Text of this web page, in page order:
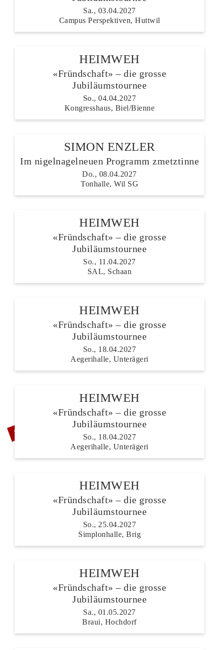
Sa., 03.04.2027
Campus Perspektiven, Huttwil
HEIMWEH
«Fründschaft» – die grosse
Jubiläumstournee
So., 04.04.2027
Kongresshaus, Biel/Bienne
SIMON ENZLER
Im nigelnagelneuen Programm zmetztinne
Do., 08.04.2027
Tonhalle, Wil SG
HEIMWEH
«Fründschaft» – die grosse
Jubiläumstournee
So., 11.04.2027
SAL, Schaan
HEIMWEH
«Fründschaft» – die grosse
Jubiläumstournee
So., 18.04.2027
Aegerihalle, Unterägeri
ZUSATZSHOW
HEIMWEH
«Fründschaft» – die grosse
Jubiläumstournee
So., 18.04.2027
Aegerihalle, Unterägeri
HEIMWEH
«Fründschaft» – die grosse
Jubiläumstournee
So., 25.04.2027
Simplonhalle, Brig
HEIMWEH
«Fründschaft» – die grosse
Jubiläumstournee
Sa., 01.05.2027
Braui, Hochdorf